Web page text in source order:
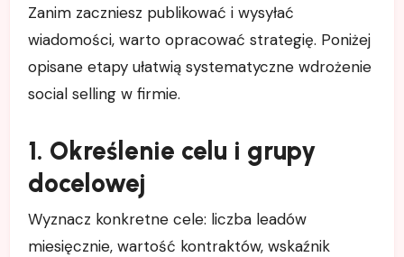
Zanim zaczniesz publikować i wysyłać
wiadomości, warto opracować strategię. Poniżej
opisane etapy ułatwią systematyczne wdrożenie
social selling w firmie.
1. Określenie celu i grupy
docelowej
Wyznacz konkretne cele: liczba leadów
miesięcznie, wartość kontraktów, wskaźnik